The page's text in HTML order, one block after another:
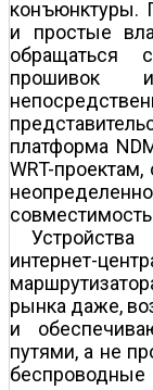
конъюнктуры.
и простые
обращаться
прошивок
платформа
WRT-
рынка даже,
и
путями, а не
беспроводные